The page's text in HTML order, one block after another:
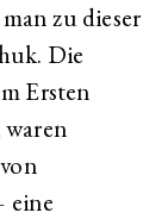
zu dieser
Die
Ersten
eine